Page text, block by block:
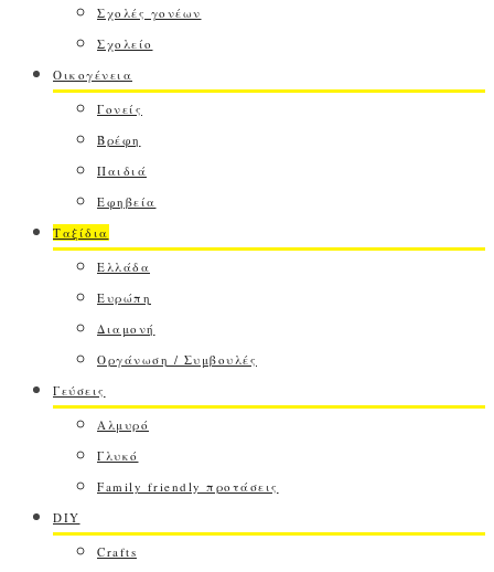
Σχολές γονέων
Σχολείο
Οικογένεια
Γονείς
Βρέφη
Παιδιά
Εφηβεία
Ταξίδια
Ελλάδα
Ευρώπη
Διαμονή
Οργάνωση / Συμβουλές
Γεύσεις
Αλμυρό
Γλυκό
Family friendly προτάσεις
DIY
Crafts